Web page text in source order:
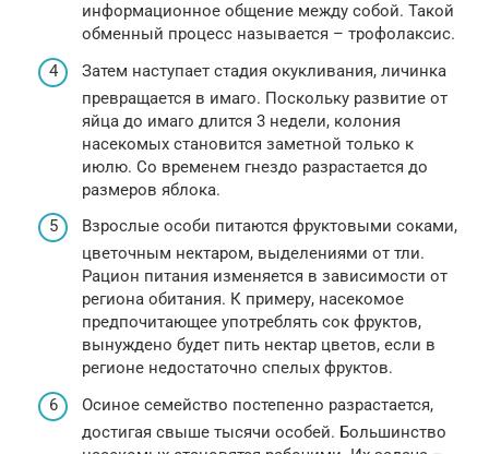
информационное общение между собой. Такой
обменный процесс называется – трофолаксис.
Затем наступает стадия окукливания, личинка
превращается в имаго. Поскольку развитие от
яйца до имаго длится 3 недели, колония
насекомых становится заметной только к
июлю. Со временем гнездо разрастается до
размеров яблока.
Взрослые особи питаются фруктовыми соками,
цветочным нектаром, выделениями от тли.
Рацион питания изменяется в зависимости от
региона обитания. К примеру, насекомое
предпочитающее употреблять сок фруктов,
вынуждено будет пить нектар цветов, если в
регионе недостаточно спелых фруктов.
Осиное семейство постепенно разрастается,
достигая свыше тысячи особей. Большинство